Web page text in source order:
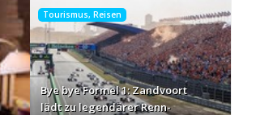
Tourismus, Reisen
Bye bye Formel 1: Zandvoort
lädt zu legendärer Renn-